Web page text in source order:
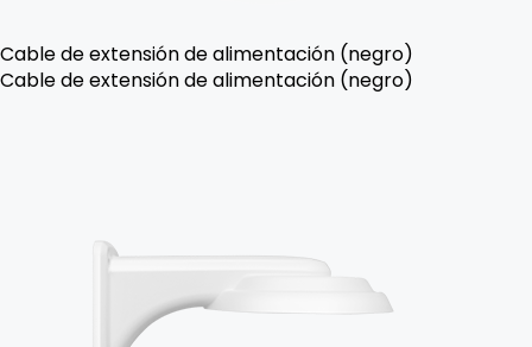
Cable de extensión de alimentación (negro)
Cable de extensión de alimentación (negro)